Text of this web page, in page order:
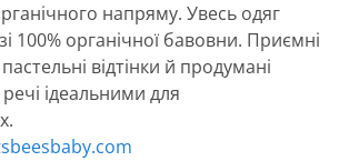
напряму. Увесь одяг
100% органічної бавовни. Приємні
відтінки й продумані
ідеальними для